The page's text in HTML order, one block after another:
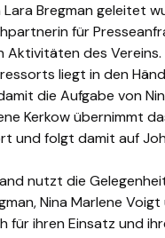
Bregman geleitet
für
Aktivitäten des Vereins.
liegt in den
die Aufgabe von
Kerkowübernimmt
und folgt damit auf
nutzt die
Nina Marlene
für ihren Einsatz und